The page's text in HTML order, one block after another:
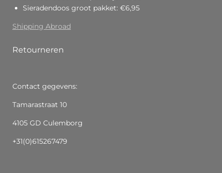
Sieradendoos groot pakket: €6,95
Shipping Abroad
Retourneren
Contact gegevens:
Tamarastraat 10
4105 GD Culemborg
+31(0)615267479